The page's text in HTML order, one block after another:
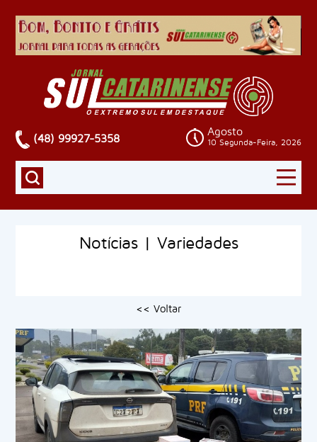
(48) 99927-5358
Agosto
10 Segunda-Feira, 2026
Notícias | Variedades
<< Voltar